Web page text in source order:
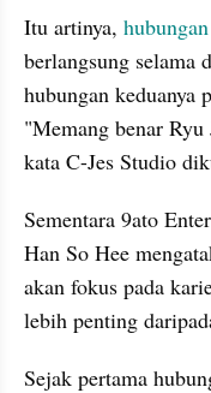
Itu artinya, hubungan
berlangsung selama
hubungan keduanya
"Memang benar
kata C-Jes Studio
Sementara 9ato
Han So Hee
akan fokus pada
lebih penting
Sejak pertama